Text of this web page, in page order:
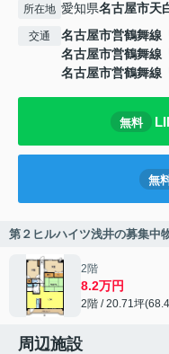
所在地 愛知県名古屋市天
交通 名古屋市営鶴舞線
名古屋市営鶴舞線
名古屋市営鶴舞線
無料
無
第２ヒルハイツ浅井の募集中
2階
8.2万円
2階 / 20.71坪
周辺施設